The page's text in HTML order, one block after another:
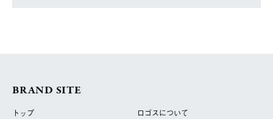
BRAND SITE
トップ
ロゴスについて